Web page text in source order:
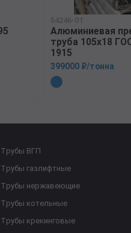
54246-01
Алюминиевая
труба 105х18
1915
399000 ₽/тонна
Трубы ВГП
Трубы газлифтные
Трубы нержавеющие
Трубы котельные
Трубы крекинговые